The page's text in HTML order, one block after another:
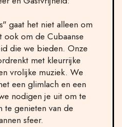
gaat het niet alleen om
ook om de Cubaanse
die we bieden. Onze
met kleurrijke
vrolijke muziek. We
een glimlach en een
nodigen je uit om te
te genieten van de
sfeer.